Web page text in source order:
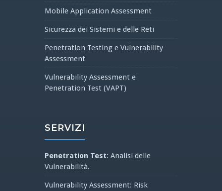
Mobile Application Assessment
Sicurezza dei Sistemi e delle Reti
Penetration Testing e Vulnerability
Assessment
Vulnerability Assessment e
Penetration Test (VAPT)
SERVIZI
Penetration Test: Analisi delle
Vulnerabilità.
Vulnerability Assessment: Risk